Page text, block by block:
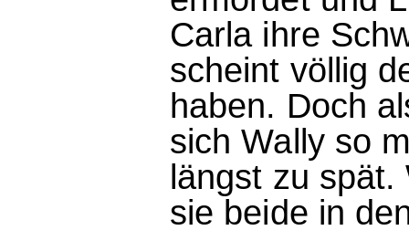
Carla ihre
scheint völlig
haben. Doch
sich Wally so
längst zu spät.
sie beide in